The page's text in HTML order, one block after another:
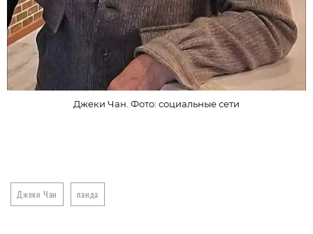
Джеки Чан. Фото: социальные сети
Джеки Чан панда